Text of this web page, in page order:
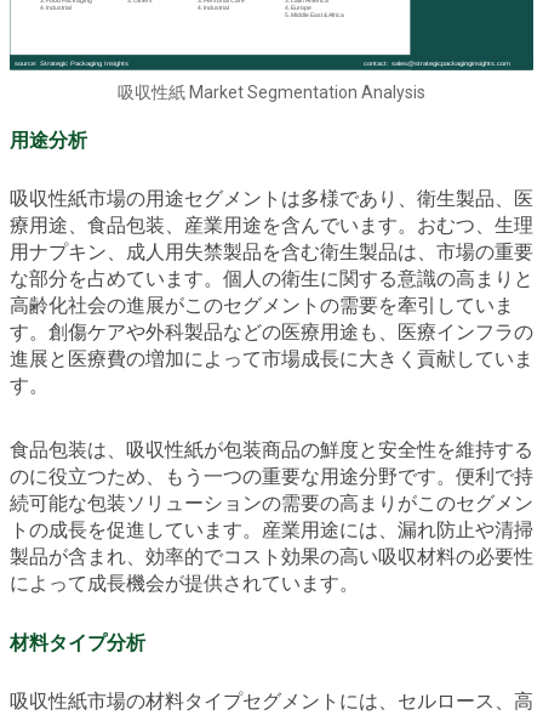
吸収性紙 Market Segmentation Analysis
用途分析
吸収性紙市場の用途セグメントは多様であり、衛生製品、医
療用途、食品包装、産業用途を含んでいます。おむつ、生理
用ナプキン、成人用失禁製品を含む衛生製品は、市場の重要
な部分を占めています。個人の衛生に関する意識の高まりと
高齢化社会の進展がこのセグメントの需要を牽引していま
す。創傷ケアや外科製品などの医療用途も、医療インフラの
進展と医療費の増加によって市場成長に大きく貢献していま
す。
食品包装は、吸収性紙が包装商品の鮮度と安全性を維持する
のに役立つため、もう一つの重要な用途分野です。便利で持
続可能な包装ソリューションの需要の高まりがこのセグメン
トの成長を促進しています。産業用途には、漏れ防止や清掃
製品が含まれ、効率的でコスト効果の高い吸収材料の必要性
によって成長機会が提供されています。
材料タイプ分析
吸収性紙市場の材料タイプセグメントには、セルロース、高